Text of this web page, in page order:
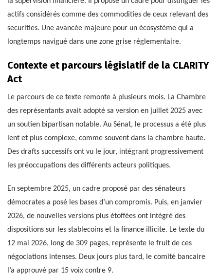
actifs considérés comme des commodities de ceux relevant des
securities. Une avancée majeure pour un écosystème qui a
longtemps navigué dans une zone grise réglementaire.
Contexte et parcours législatif de la CLARITY
Act
Le parcours de ce texte remonte à plusieurs mois. La Chambre
des représentants avait adopté sa version en juillet 2025 avec
un soutien bipartisan notable. Au Sénat, le processus a été plus
lent et plus complexe, comme souvent dans la chambre haute.
Des drafts successifs ont vu le jour, intégrant progressivement
les préoccupations des différents acteurs politiques.
En septembre 2025, un cadre proposé par des sénateurs
démocrates a posé les bases d’un compromis. Puis, en janvier
2026, de nouvelles versions plus étoffées ont intégré des
dispositions sur les stablecoins et la finance illicite. Le texte du
12 mai 2026, long de 309 pages, représente le fruit de ces
négociations intenses. Deux jours plus tard, le comité bancaire
l’a approuvé par 15 voix contre 9.